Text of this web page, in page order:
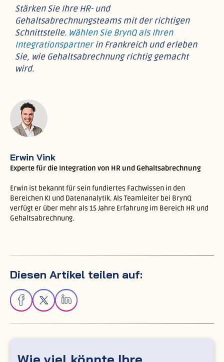
Stärken Sie Ihre HR- und
Gehaltsabrechnungsteams mit der richtigen
Schnittstelle. Wählen Sie BrynQ als Ihren
Integrationspartnerin Frankreich und erleben
Sie, wie Gehaltsabrechnung richtig gemacht
wird.
Erwin Vink
Experte für die Integration von HR und Gehaltsabrechnung
Erwin ist bekannt für sein fundiertes Fachwissen in den
Bereichen KI und Datenanalytik. Als Teamleiter bei BrynQ
verfügt er über mehr als 15 Jahre Erfahrung im Bereich HR und
Gehaltsabrechnung.
Diesen Artikel teilen auf: